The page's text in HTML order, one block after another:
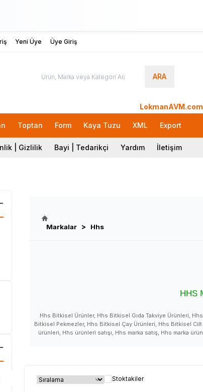
Yeni Üye Üye Giriş
ARA
LokmanAVM.com'a
Toptan Form Kaya Tuzu XML Export
| Gizlilik Bayi | Tedarikçi Yardım İletişim
Markalar > Hhs
HHS
Hhs Bitkisel Ürünler, Hhs Bitkisel Gıda Takviye Ürünleri,
Bitkisel Pekmezler, Hhs Bitkisel Çay Ürünleri, Hhs Bitkisel Cilt
ürünleri, Hhs ürünleri satışı, Hhs marka satış, Hhs marka
ürünleri nasıl kullanılır, Hhs açıklama detayları, Hhs
satanlar, Hhs satış yerleri, Hhs satılan yerler, Hhs satan
Stoktakiler